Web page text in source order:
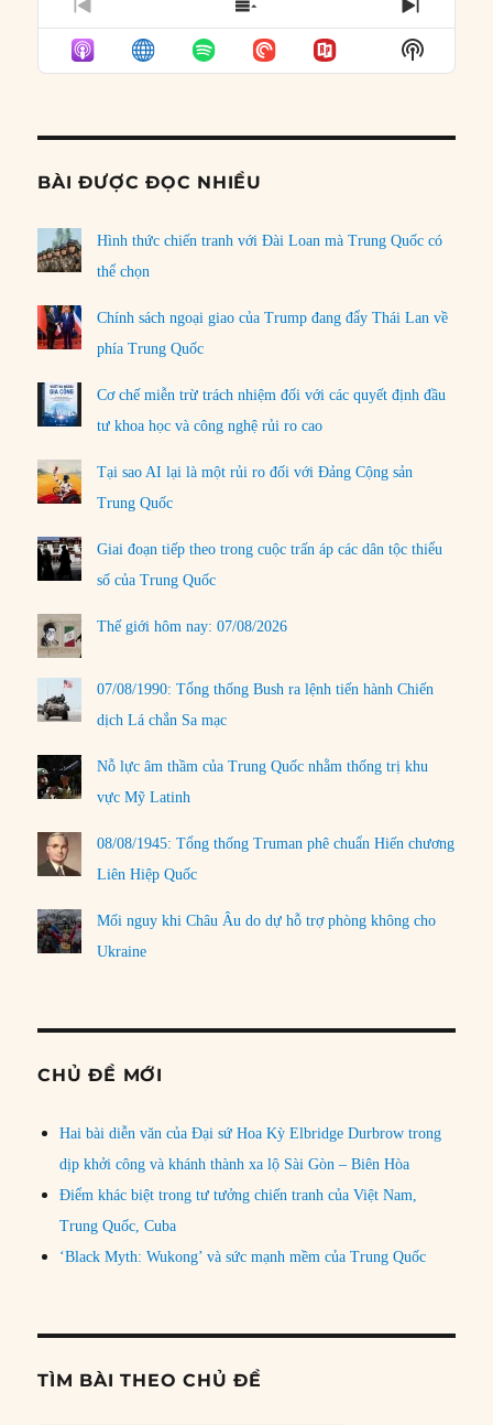
PREVIOUS
EPISODE
SHOW
EPISODES
LIST
NEXT
Show
Podcast
BÀI ĐƯỢC ĐỌC NHIỀU
Hình thức chiến tranh với Đài Loan mà Trung Quốc có
thể chọn
Chính sách ngoại giao của Trump đang đẩy Thái Lan về
phía Trung Quốc
Cơ chế miễn trừ trách nhiệm đối với các quyết định đầu
tư khoa học và công nghệ rủi ro cao
Tại sao AI lại là một rủi ro đối với Đảng Cộng sản
Trung Quốc
Giai đoạn tiếp theo trong cuộc trấn áp các dân tộc thiểu
số của Trung Quốc
Thế giới hôm nay: 07/08/2026
07/08/1990: Tổng thống Bush ra lệnh tiến hành Chiến
dịch Lá chắn Sa mạc
Nỗ lực âm thầm của Trung Quốc nhằm thống trị khu
vực Mỹ Latinh
08/08/1945: Tổng thống Truman phê chuẩn Hiến chương
Liên Hiệp Quốc
Mối nguy khi Châu Âu do dự hỗ trợ phòng không cho
Ukraine
CHỦ ĐỀ MỚI
Hai bài diễn văn của Đại sứ Hoa Kỳ Elbridge Durbrow trong
dịp khởi công và khánh thành xa lộ Sài Gòn – Biên Hòa
Điểm khác biệt trong tư tưởng chiến tranh của Việt Nam,
Trung Quốc, Cuba
‘Black Myth: Wukong’ và sức mạnh mềm của Trung Quốc
TÌM BÀI THEO CHỦ ĐỀ